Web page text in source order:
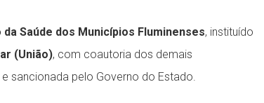
Saúde dos Municípios Fluminenses, instituído
(União), com coautoria dos demais
sancionada pelo Governo do Estado.